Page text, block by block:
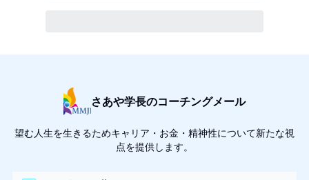
さあや学長のコーチングメール
望む人生を生きるためキャリア・お金・精神性について新たな視
点を提供します。